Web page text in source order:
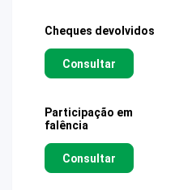
Cheques devolvidos
Consultar
Participação em
falência
Consultar